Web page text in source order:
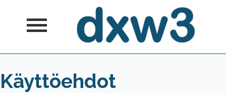
content
WooCommerce-ratkaisuja
Käyttöehdot